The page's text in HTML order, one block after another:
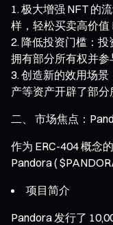
极大增强 NFT 的
样，轻松买卖高价值
降低投资门槛：投
拥有部分所有权并参
创造新的效用场
产等资产开辟了部分
二、 市场焦点：
作为 ERC-404 概念
Pandora (
项目简介
Pandora 发行了